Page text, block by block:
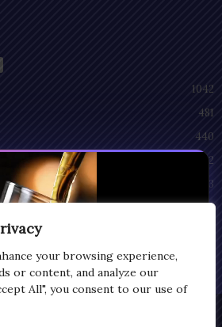
your browsing experience,
or content, and analyze our
All", you consent to our use of
1042
481
440
212
93
55